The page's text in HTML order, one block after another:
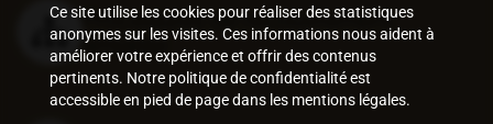
Procédures de recouvrement
amiable
Ce site utilise les cookies pour réaliser des statistiques
anonymes sur les visites. Ces informations nous aident à
améliorer votre expérience et offrir des contenus
pertinents. Notre politique de confidentialité est
accessible en pied de page dans les mentions légales.